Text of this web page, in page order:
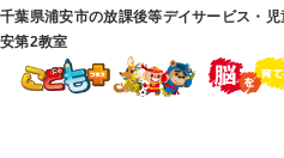
千葉県浦安市の放課後等デイサービス・
安第2教室